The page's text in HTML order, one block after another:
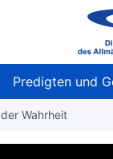
Predigten und
Wahrheit